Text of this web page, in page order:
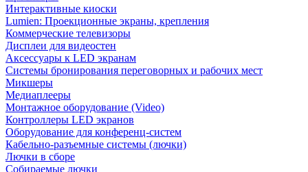
Интерактивные киоски
Lumien: Проекционные экраны, крепления
Коммерческие телевизоры
Дисплеи для видеостен
Аксессуары к LED экранам
Системы бронирования переговорных и рабочих мест
Микшеры
Медиаплееры
Монтажное оборудование (Video)
Контроллеры LED экранов
Оборудование для конференц-систем
Кабельно-разъемные системы (лючки)
Лючки в сборе
Собираемые лючки